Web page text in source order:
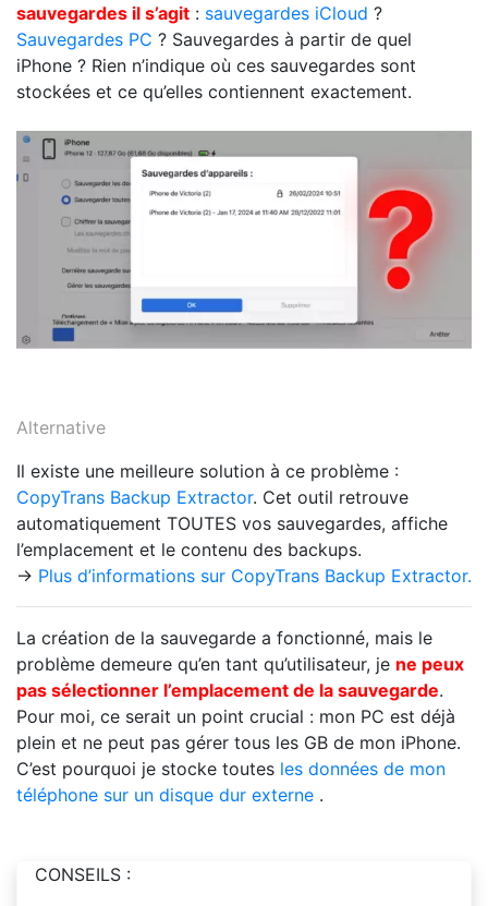
sauvegardes il s’agit : sauvegardes iCloud ?
Sauvegardes PC ? Sauvegardes à partir de quel
iPhone ? Rien n’indique où ces sauvegardes sont
stockées et ce qu’elles contiennent exactement.
Alternative
Il existe une meilleure solution à ce problème :
CopyTrans Backup Extractor. Cet outil retrouve
automatiquement TOUTES vos sauvegardes, affiche
l’emplacement et le contenu des backups.
→ Plus d’informations sur CopyTrans Backup Extractor.
La création de la sauvegarde a fonctionné, mais le
problème demeure qu’en tant qu’utilisateur, je ne peux
pas sélectionner l’emplacement de la sauvegarde.
Pour moi, ce serait un point crucial : mon PC est déjà
plein et ne peut pas gérer tous les GB de mon iPhone.
C’est pourquoi je stocke toutes les données de mon
téléphone sur un disque dur externe .
CONSEILS :